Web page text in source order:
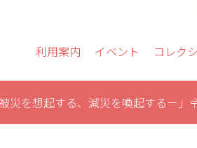
利用案内 イベント コレク
を想起する、減災を喚起するー」